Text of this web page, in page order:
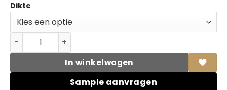
Dikte
Topfix MDF MR 2-zijdig HPL Unilin 0WE28 CST Everest
In winkelwagen
Sample aanvragen